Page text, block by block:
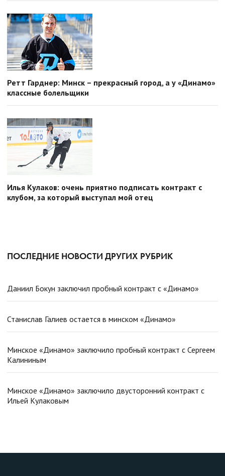
Ретт Гарднер: Минск – прекрасный город, а у «Динамо»
классные болельщики
Илья Кулаков: очень приятно подписать контракт с
клубом, за который выступал мой отец
ПОСЛЕДНИЕ НОВОСТИ ДРУГИХ РУБРИК
Даниил Бокун заключил пробный контракт с «Динамо»
Станислав Галиев остается в минском «Динамо»
Минское «Динамо» заключило пробный контракт с Сергеем
Калининым
Минское «Динамо» заключило двусторонний контракт с
Ильей Кулаковым